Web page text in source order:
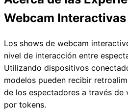
Webcam Interactivas
Los shows de webcam
nivel de interacción entre
Utilizando dispositivos
modelos pueden recibir
de los espectadores a través de
por tokens.